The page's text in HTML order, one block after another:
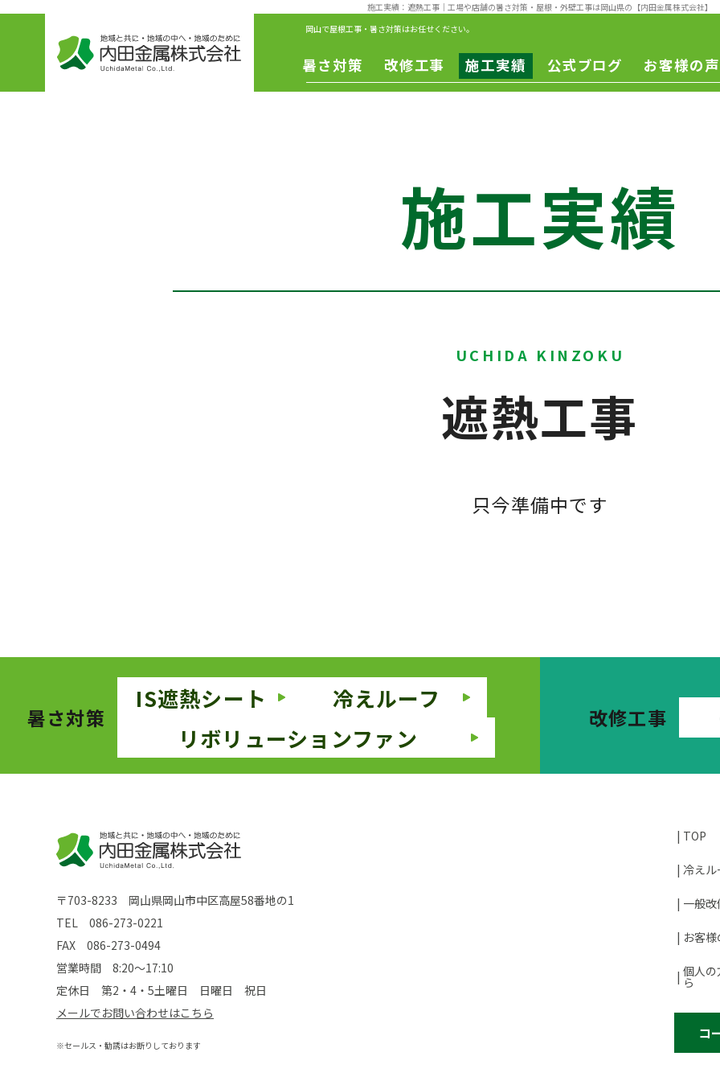
施工実績：遮熱工事 ｜工場や店舗の暑さ対策・屋根・外壁工事は岡山県の【内田金属株式会社】
岡山で屋根工事・暑さ対策はお任せください。
暑さ対策 改修工事 施工実績 公式ブログ お客様の声
施工実績
遮熱工事
只今準備中です
暑さ対策
IS遮熱シート
冷えルーフ
リボリューションファン
改修工事
〒703-8233 岡山県岡山市中区高屋58番地の1
TEL 086-273-0221
FAX 086-273-0494
営業時間 8:20～17:10
定休日 第2・4・5土曜日 日曜日 祝日
メールでお問い合わせはこちら
※セールス・勧誘はお断りしております
TOP
冷えル
一般改
お客様
個人の
ら
コ